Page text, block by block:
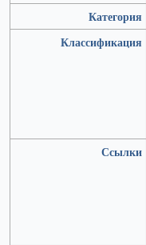
Категория
Классификация
Ссылки